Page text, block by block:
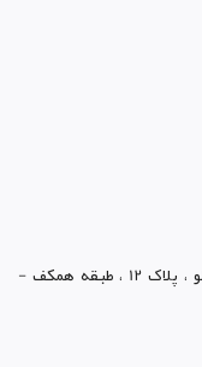
استان گلستان آق قلا ، خيابان شهيد تمنانلو ، پلاک 12 ، طبقه همکف -